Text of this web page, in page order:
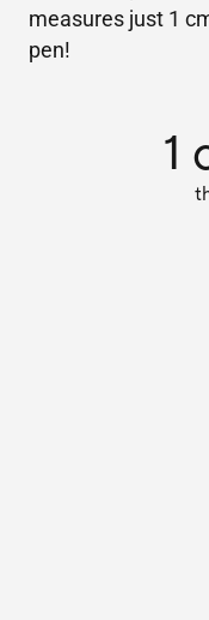
measures just 1
pen!
1